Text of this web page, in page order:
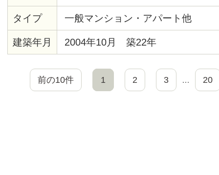
タイプ 一般マンション・アパート他
建築年月 2004年10月 築22年
前の10件 1 2 3 … 20